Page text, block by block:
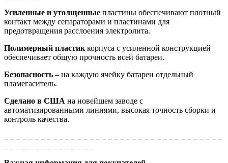
Усиленные и утолщенные пластины обеспечивают плотный
контакт между сепараторами и пластинами для
предотвращения расслоения электролита.
Полимерный пластик корпуса с усиленной конструкцией
обеспечивает общую прочность всей батареи.
Безопасность – на каждую ячейку батареи отдельный
пламегаситель.
Сделано в США на новейшем заводе с
автоматизированными линиями, высокая точность сборки и
контроль качества.